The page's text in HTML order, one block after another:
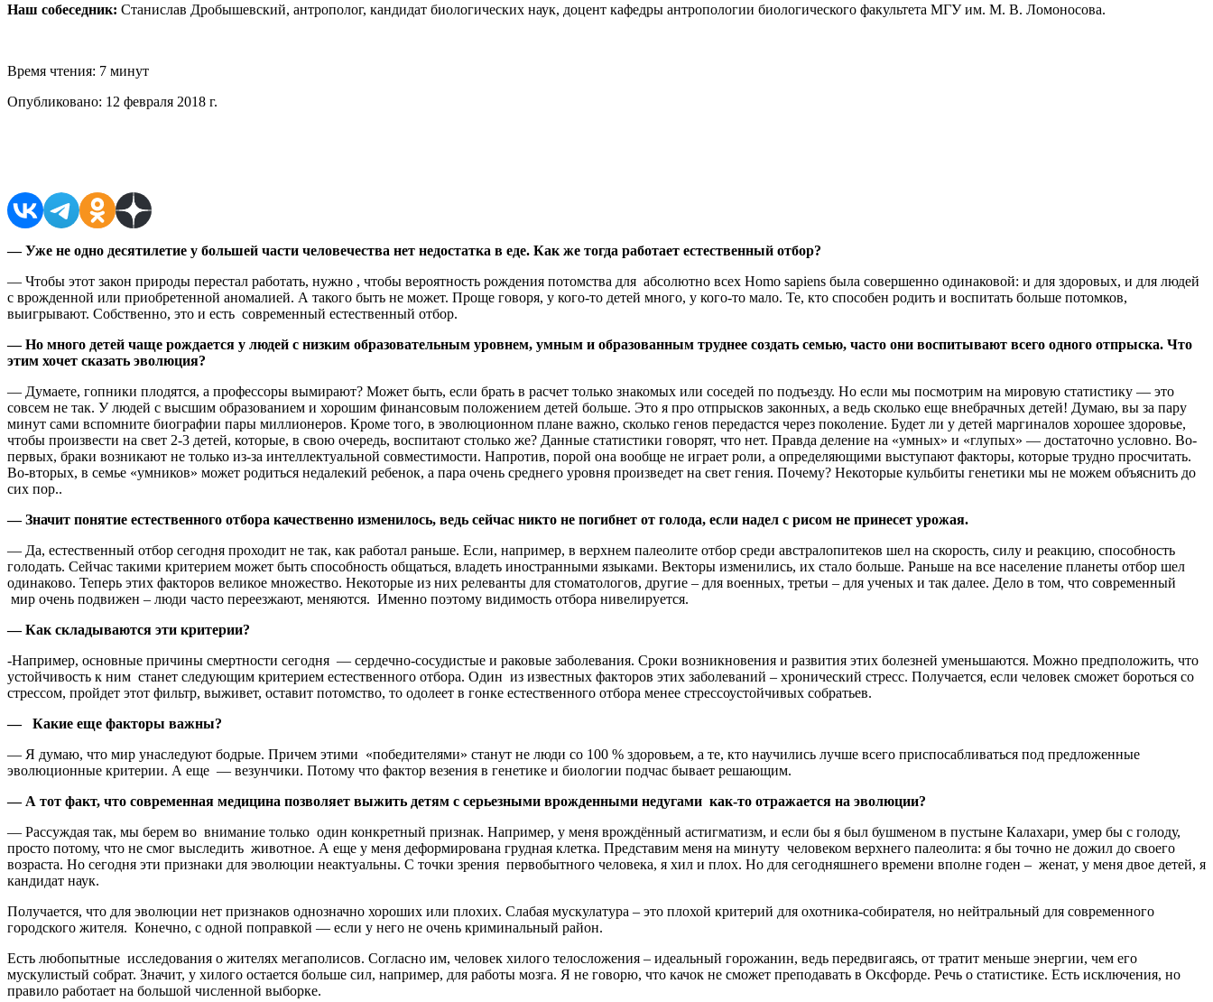
Наш собеседник: Станислав Дробышевский, антрополог, кандидат биологических наук, доцент кафедры антропологии биологического факультета МГУ им. М. В. Ломоносова.
Время чтения: 7 минут
Опубликовано: 12 февраля 2018 г.
— Уже не одно десятилетие у большей части человечества нет недостатка в еде. Как же тогда работает естественный отбор?
— Чтобы этот закон природы перестал работать, нужно , чтобы вероятность рождения потомства для абсолютно всех Homo sapiens была совершенно одинаковой: и для здоровых, и для людей
с врожденной или приобретенной аномалией. А такого быть не может. Проще говоря, у кого-то детей много, у кого-то мало. Те, кто способен родить и воспитать больше потомков,
выигрывают. Собственно, это и есть современный естественный отбор.
— Но много детей чаще рождается у людей с низким образовательным уровнем, умным и образованным труднее создать семью, часто они воспитывают всего одного отпрыска. Что
этим хочет сказать эволюция?
— Думаете, гопники плодятся, а профессоры вымирают? Может быть, если брать в расчет только знакомых или соседей по подъезду. Но если мы посмотрим на мировую статистику — это
совсем не так. У людей с высшим образованием и хорошим финансовым положением детей больше. Это я про отпрысков законных, а ведь сколько еще внебрачных детей! Думаю, вы за пару
минут сами вспомните биографии пары миллионеров. Кроме того, в эволюционном плане важно, сколько генов передастся через поколение. Будет ли у детей маргиналов хорошее здоровье,
чтобы произвести на свет 2-3 детей, которые, в свою очередь, воспитают столько же? Данные статистики говорят, что нет. Правда деление на «умных» и «глупых» — достаточно условно. Во-
первых, браки возникают не только из-за интеллектуальной совместимости. Напротив, порой она вообще не играет роли, а определяющими выступают факторы, которые трудно просчитать.
Во-вторых, в семье «умников» может родиться недалекий ребенок, а пара очень среднего уровня произведет на свет гения. Почему? Некоторые кульбиты генетики мы не можем объяснить до
сих пор..
— Значит понятие естественного отбора качественно изменилось, ведь сейчас никто не погибнет от голода, если надел с рисом не принесет урожая.
— Да, естественный отбор сегодня проходит не так, как работал раньше. Если, например, в верхнем палеолите отбор среди австралопитеков шел на скорость, силу и реакцию, способность
голодать. Сейчас такими критерием может быть способность общаться, владеть иностранными языками. Векторы изменились, их стало больше. Раньше на все население планеты отбор шел
одинаково. Теперь этих факторов великое множество. Некоторые из них релеванты для стоматологов, другие – для военных, третьи – для ученых и так далее. Дело в том, что современный
мир очень подвижен – люди часто переезжают, меняются. Именно поэтому видимость отбора нивелируется.
— Как складываются эти критерии?
-Например, основные причины смертности сегодня — сердечно-сосудистые и раковые заболевания. Сроки возникновения и развития этих болезней уменьшаются. Можно предположить, что
устойчивость к ним станет следующим критерием естественного отбора. Один из известных факторов этих заболеваний – хронический стресс. Получается, если человек сможет бороться со
стрессом, пройдет этот фильтр, выживет, оставит потомство, то одолеет в гонке естественного отбора менее стрессоустойчивых собратьев.
— Какие еще факторы важны?
— Я думаю, что мир унаследуют бодрые. Причем этими «победителями» станут не люди со 100 % здоровьем, а те, кто научились лучше всего приспосабливаться под предложенные
эволюционные критерии. А еще — везунчики. Потому что фактор везения в генетике и биологии подчас бывает решающим.
— А тот факт, что современная медицина позволяет выжить детям с серьезными врожденными недугами как-то отражается на эволюции?
— Рассуждая так, мы берем во внимание только один конкретный признак. Например, у меня врождённый астигматизм, и если бы я был бушменом в пустыне Калахари, умер бы с голоду,
просто потому, что не смог выследить животное. А еще у меня деформирована грудная клетка. Представим меня на минуту человеком верхнего палеолита: я бы точно не дожил до своего
возраста. Но сегодня эти признаки для эволюции неактуальны. С точки зрения первобытного человека, я хил и плох. Но для сегодняшнего времени вполне годен – женат, у меня двое детей, я
кандидат наук.
Получается, что для эволюции нет признаков однозначно хороших или плохих. Слабая мускулатура – это плохой критерий для охотника-собирателя, но нейтральный для современного
городского жителя. Конечно, с одной поправкой — если у него не очень криминальный район.
Есть любопытные исследования о жителях мегаполисов. Согласно им, человек хилого телосложения – идеальный горожанин, ведь передвигаясь, от тратит меньше энергии, чем его
мускулистый собрат. Значит, у хилого остается больше сил, например, для работы мозга. Я не говорю, что качок не сможет преподавать в Оксфорде. Речь о статистике. Есть исключения, но
правило работает на большой численной выборке.